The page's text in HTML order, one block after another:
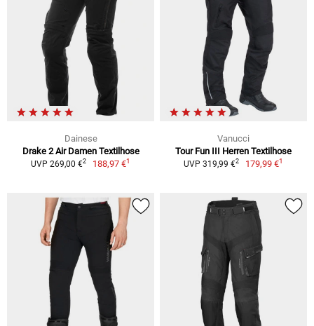
Dainese
Drake 2 Air Damen Textilhose
UVP 269,00 €2 188,97 €1
Vanucci
Tour Fun III Herren Textilhose
UVP 319,99 €2 179,99 €1